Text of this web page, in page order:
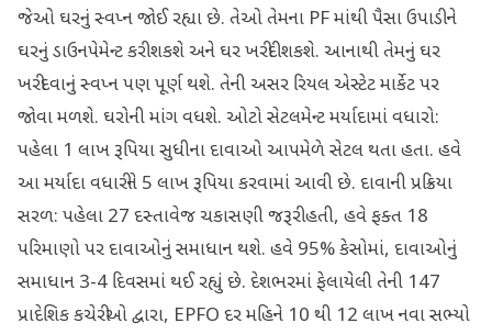
જેઓ ઘરનું સ્વપ્ન જોઈ રહ્યા છે. તેઓ તેમના PF માંથી પૈસા ઉપાડીને
ઘરનું ડાઉનપેમેન્ટ કરી શકશે અને ઘર ખરીદી શકશે. આનાથી તેમનું ઘર
ખરીદવાનું સ્વપ્ન પણ પૂર્ણ થશે. તેની અસર રિયલ એસ્ટેટ માર્કેટ પર
જોવા મળશે. ઘરોની માંગ વધશે. ઓટો સેટલમેન્ટ મર્યાદામાં વધારો:
પહેલા 1 લાખ રૂપિયા સુધીના દાવાઓ આપમેળે સેટલ થતા હતા. હવે
આ મર્યાદા વધારીને 5 લાખ રૂપિયા કરવામાં આવી છે. દાવાની પ્રક્રિયા
સરળ: પહેલા 27 દસ્તાવેજ ચકાસણી જરૂરી હતી, હવે ફક્ત 18
પરિમાણો પર દાવાઓનું સમાધાન થશે. હવે 95% કેસોમાં, દાવાઓનું
સમાધાન 3-4 દિવસમાં થઈ રહ્યું છે. દેશભરમાં ફેલાયેલી તેની 147
પ્રાદેશિક કચેરીઓ દ્વારા, EPFO દર મહિને 10 થી 12 લાખ નવા સભ્યો